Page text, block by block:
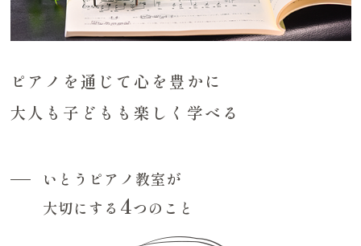
ピアノを通じて心を豊かに
大人も子どもも楽しく学べる
いとうピアノ教室が
大切にする 4つのこと